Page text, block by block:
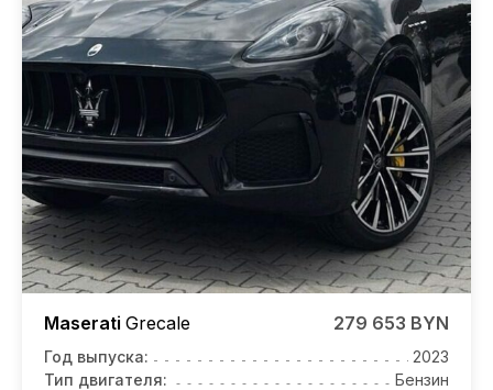
Maserati Grecale 279 653 BYN
Год выпуска:
2023
Тип двигателя:
Бензин